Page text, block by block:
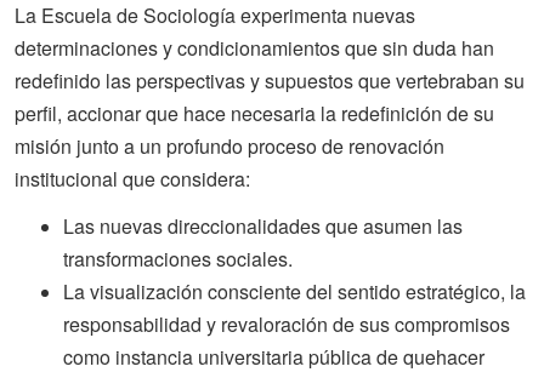
La Escuela de Sociología experimenta nuevas
determinaciones y condicionamientos que sin duda han
redefinido las perspectivas y supuestos que vertebraban su
perfil, accionar que hace necesaria la redefinición de su
misión junto a un profundo proceso de renovación
institucional que considera:
Las nuevas direccionalidades que asumen las
transformaciones sociales.
La visualización consciente del sentido estratégico, la
responsabilidad y revaloración de sus compromisos
como instancia universitaria pública de quehacer